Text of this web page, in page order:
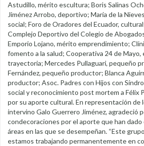
Astudillo, mérito escultura; Boris Salinas
Jiménez Arrobo, deportivo; María de la
social; Foro de Oradores del Ecuador,
Complejo Deportivo del Colegio de
Emporio Lojano, mérito emprendimiento;
fomento a la salud; Cooperativa 24 de Mayo,
trayectoria; Mercedes Pullaguari, pequeño
Fernández, pequeño productor; Blanca
productor; Asoc. Padres con Hijos con
social y reconocimiento post mortem a Félix
por su aporte cultural. En representación de
intervino Galo Guerrero Jiménez, agradeció
condecoraciones por el aporte que han dado
áreas en las que se desempeñan. “Este
estamos trabajando permanentemente en